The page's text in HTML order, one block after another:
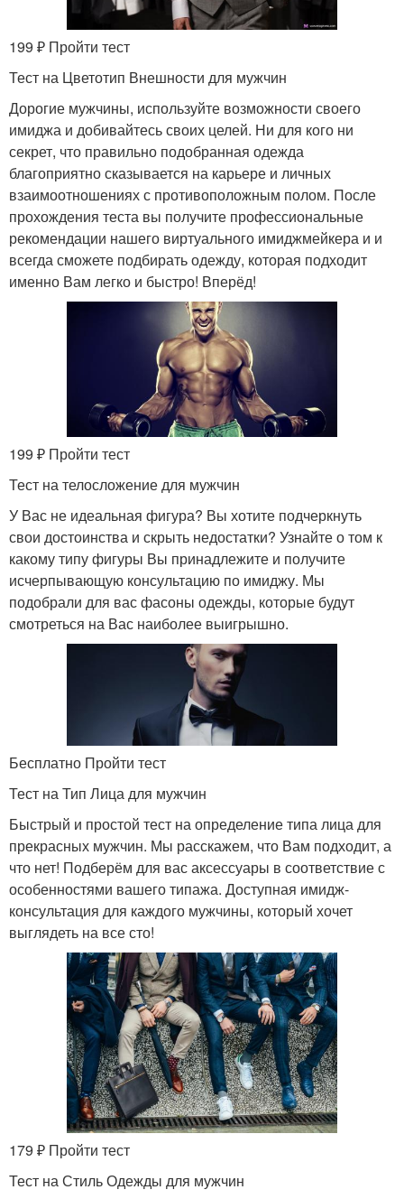
199 ₽ Пройти тест
Тест на Цветотип Внешности для мужчин
Дорогие мужчины, используйте возможности своего
имиджа и добивайтесь своих целей. Ни для кого ни
секрет, что правильно подобранная одежда
благоприятно сказывается на карьере и личных
взаимоотношениях с противоположным полом. После
прохождения теста вы получите профессиональные
рекомендации нашего виртуального имиджмейкера и и
всегда сможете подбирать одежду, которая подходит
именно Вам легко и быстро! Вперёд!
199 ₽ Пройти тест
Тест на телосложение для мужчин
У Вас не идеальная фигура? Вы хотите подчеркнуть
свои достоинства и скрыть недостатки? Узнайте о том к
какому типу фигуры Вы принадлежите и получите
исчерпывающую консультацию по имиджу. Мы
подобрали для вас фасоны одежды, которые будут
смотреться на Вас наиболее выигрышно.
Бесплатно Пройти тест
Тест на Тип Лица для мужчин
Быстрый и простой тест на определение типа лица для
прекрасных мужчин. Мы расскажем, что Вам подходит, а
что нет! Подберём для вас аксессуары в соответствие с
особенностями вашего типажа. Доступная имидж-
консультация для каждого мужчины, который хочет
выглядеть на все сто!
179 ₽ Пройти тест
Тест на Стиль Одежды для мужчин